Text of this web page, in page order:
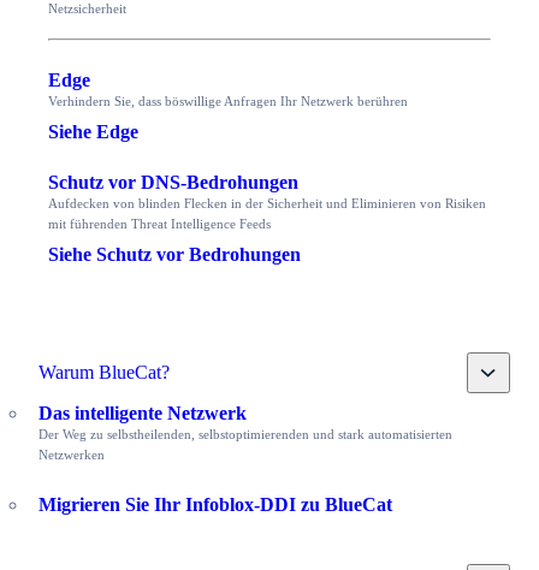
Netzsicherheit
Edge
Verhindern Sie, dass böswillige Anfragen Ihr Netzwerk berühren
Siehe Edge
Schutz vor DNS-Bedrohungen
Aufdecken von blinden Flecken in der Sicherheit und Eliminieren von Risiken
mit führenden Threat Intelligence Feeds
Siehe Schutz vor Bedrohungen
Warum BlueCat? Toggle
Das intelligente Netzwerk
Der Weg zu selbstheilenden, selbstoptimierenden und stark automatisierten
Netzwerken
Migrieren Sie Ihr Infoblox-DDI zu BlueCat